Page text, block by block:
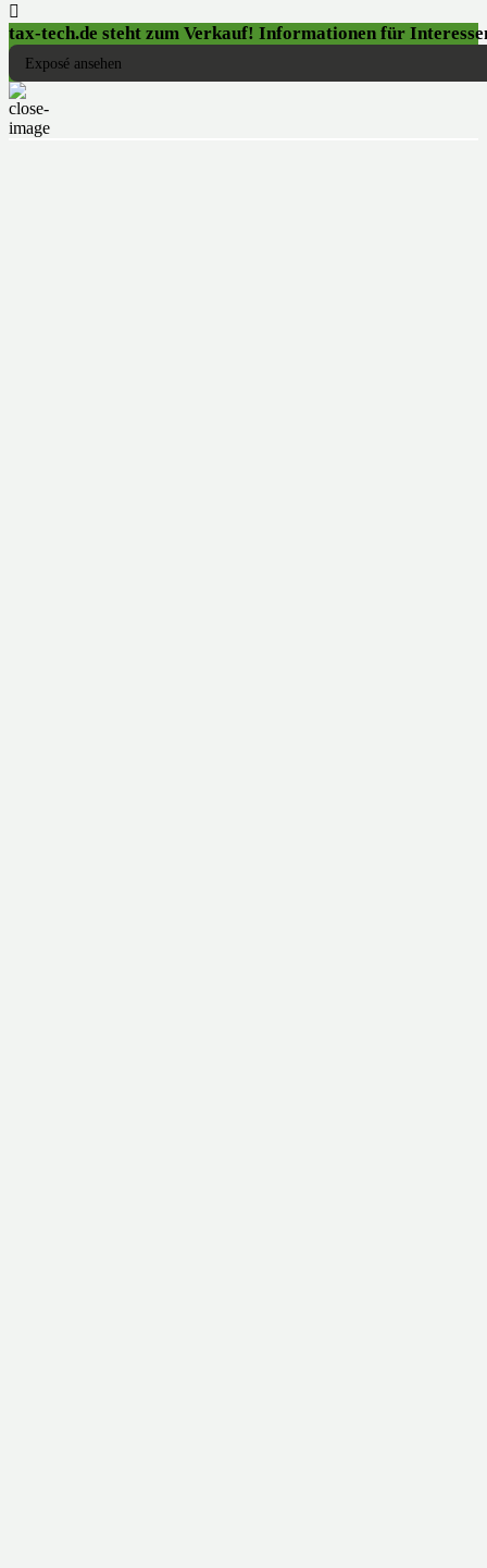

tax-tech.de steht zum Verkauf! Informationen für
Exposé ansehen